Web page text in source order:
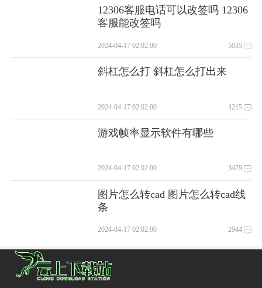
12306客服电话可以改签吗 12306
客服能改签吗
2024-04-17 02:02:00 5035
斜杠怎么打 斜杠怎么打出来
2024-04-17 02:02:00 4215
游戏帧率显示软件有哪些
2024-04-17 02:02:00 3479
图片怎么转cad 图片怎么转cad线
条
2024-04-17 02:02:00 2944